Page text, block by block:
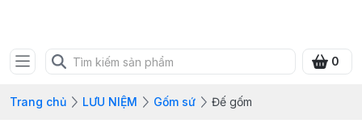
0
Trang chủ LƯU NIỆM Gốm sứ Đế gốm